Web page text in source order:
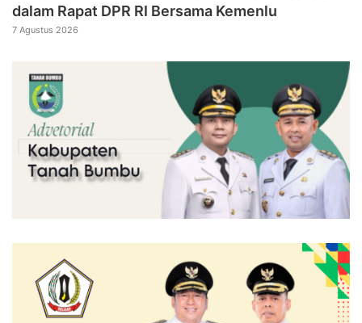
dalam Rapat DPR RI Bersama Kemenlu
7 Agustus 2026